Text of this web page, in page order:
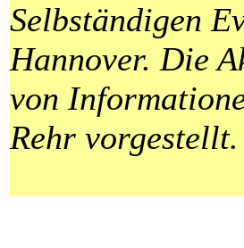
Selbständigen
Hannover. Die
von
Rehr vorgestellt.